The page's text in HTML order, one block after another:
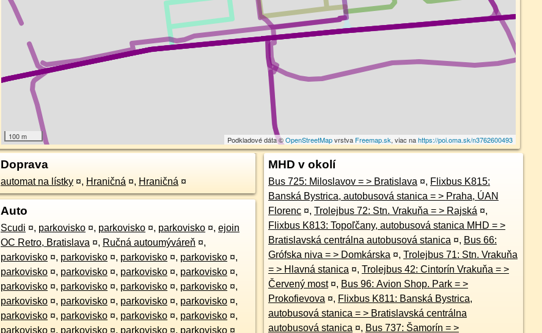
100 m Podkladové dáta ©OpenStreetMapvrstva Freemap.sk, viac nahttps://poi.oma.sk/n3762600493
Doprava
automat na lístky ¤, Hraničná ¤, Hraničná ¤
Auto
Scudi ¤, parkovisko ¤, parkovisko ¤, parkovisko ¤, ejoin
OC Retro, Bratislava ¤, Ručná autoumýváreň ¤,
parkovisko ¤, parkovisko ¤, parkovisko ¤, parkovisko ¤,
parkovisko ¤, parkovisko ¤, parkovisko ¤, parkovisko ¤,
parkovisko ¤, parkovisko ¤, parkovisko ¤, parkovisko ¤,
parkovisko ¤, parkovisko ¤, parkovisko ¤, parkovisko ¤,
parkovisko ¤, parkovisko ¤, parkovisko ¤, parkovisko ¤,
parkovisko ¤, parkovisko ¤, parkovisko ¤, parkovisko ¤
MHD v okolí
Bus 725: Miloslavov = > Bratislava ¤, Flixbus K815:
Banská Bystrica, autobusová stanica = > Praha, ÚAN
Florenc ¤, Trolejbus 72: Stn. Vrakuňa = > Rajská ¤,
Flixbus K813: Topoľčany, autobusová stanica MHD = >
Bratislavská centrálna autobusová stanica ¤, Bus 66:
Grófska niva = > Domkárska ¤, Trolejbus 71: Stn. Vrakuňa
= > Hlavná stanica ¤, Trolejbus 42: Cintorín Vrakuňa = >
Červený most ¤, Bus 96: Avion Shop. Park = >
Prokofievova ¤, Flixbus K811: Banská Bystrica,
autobusová stanica = > Bratislavská centrálna
autobusová stanica ¤, Bus 737: Šamorín = >